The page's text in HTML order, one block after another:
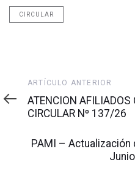
CIRCULAR
Artículo
anterior
ARTÍCULO ANTERIOR
ATENCION AFILIADOS
CIRCULAR Nº 137/26
artículoPAMI – Actualización